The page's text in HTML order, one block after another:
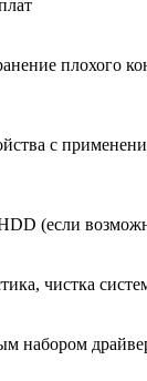
плохого
с
(если
чистка
набором